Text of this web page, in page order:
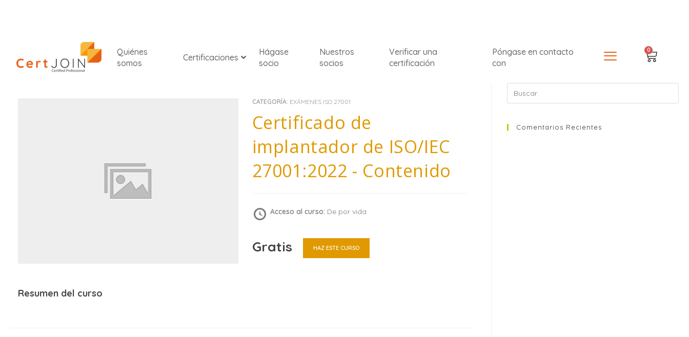
Quiénes
somos
Certificaciones
Hágase
socio
Nuestros
socios
Verificar una
certificación
Póngase en contacto
con
0
CATEGORÍA: EXÁMENES ISO 27001
Certificado de
implantador de ISO/IEC
27001:2022 - Contenido
Acceso al curso: De por vida
Gratis HAZ ESTE CURSO
Resumen del curso
Comentarios Recientes